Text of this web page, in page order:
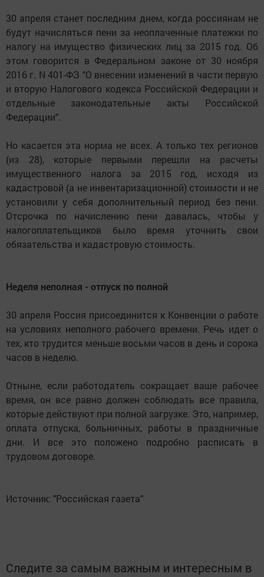
30 апреля станет последним днем, когда россиянам не
будут начисляться пени за неоплаченные платежки по
налогу на имущество физических лиц за 2015 год. Об
этом говорится в Федеральном законе от 30 ноября
2016 г. N 401-ФЗ "О внесении изменений в части первую
и вторую Налогового кодекса Российской Федерации и
отдельные законодательные акты Российской
Федерации".
Но касается эта норма не всех. А только тех регионов
(из 28), которые первыми перешли на расчеты
имущественного налога за 2015 год, исходя из
кадастровой (а не инвентаризационной) стоимости и не
установили у себя дополнительный период без пени.
Отсрочка по начислению пени давалась, чтобы у
налогоплательщиков было время уточнить свои
обязательства и кадастровую стоимость.
Неделя неполная - отпуск по полной
30 апреля Россия присоединится к Конвенции о работе
на условиях неполного рабочего времени. Речь идет о
тех, кто трудится меньше восьми часов в день и сорока
часов в неделю.
Отныне, если работодатель сокращает ваше рабочее
время, он все равно должен соблюдать все правила,
которые действуют при полной загрузке. Это, например,
оплата отпуска, больничных, работы в праздничные
дни. И все это положено подробно расписать в
трудовом договоре.
Источник: "Российская газета"
Следите за самым важным и интересным в